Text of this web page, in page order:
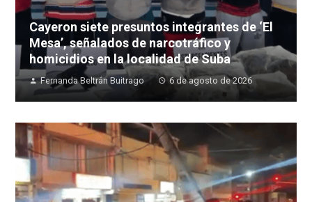
Cayeron siete presuntos integrantes de ‘El
Mesa’, señalados de narcotráfico y
homicidios en la localidad de Suba
Fernanda Beltrán Buitrago 6 de agosto de 2026